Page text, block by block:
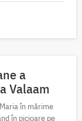
a
Valaam
în mărime
în picioare pe